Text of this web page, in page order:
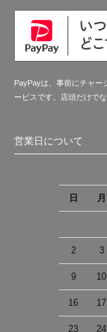
PayPayは、事前にチャー
ービスです。店頭だけで
営業日について
日
月
2 3
9 10
16 17
23 24